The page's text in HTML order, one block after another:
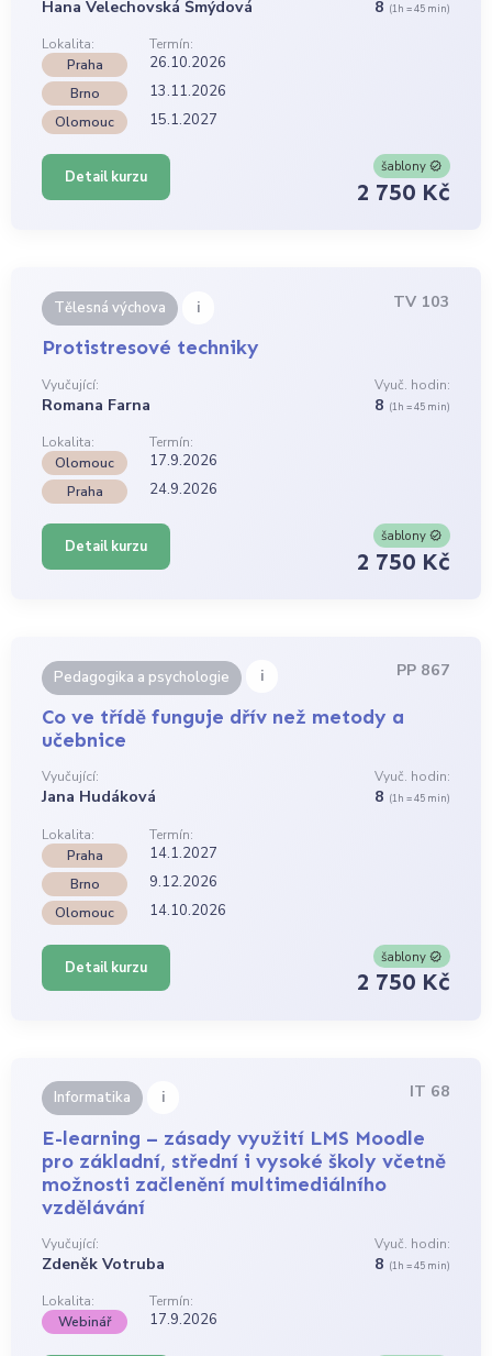
Hana Velechovská Šmýdová 8 (1h = 45 min)
Lokalita:
Termín:
Praha
26.10.2026
Brno 13.11.2026
Olomouc 15.1.2027
Detail kurzu
šablony
2 750 Kč
Tělesná výchova i TV 103
Protistresové techniky
Vyučující:
Romana Farna
Vyuč. hodin:
8 (1h = 45 min)
Lokalita:
Termín:
Olomouc
17.9.2026
Praha 24.9.2026
Detail kurzu
šablony
2 750 Kč
Pedagogika a psychologie i PP 867
Co ve třídě funguje dřív než metody a
učebnice
Vyučující:
Jana Hudáková
Vyuč. hodin:
8 (1h = 45 min)
Lokalita:
Termín:
Praha
14.1.2027
Brno 9.12.2026
Olomouc 14.10.2026
Detail kurzu
šablony
2 750 Kč
Informatika i IT 68
E-learning – zásady využití LMS Moodle
pro základní, střední i vysoké školy včetně
možnosti začlenění multimediálního
vzdělávání
Vyučující:
Zdeněk Votruba
Vyuč. hodin:
8 (1h = 45 min)
Lokalita:
Termín:
Webinář
17.9.2026